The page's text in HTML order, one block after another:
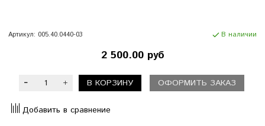
Артикул: 005.40.0440-03 В наличии
2 500.00 руб
В КОРЗИНУ ОФОРМИТЬ ЗАКАЗ
Добавить в сравнение